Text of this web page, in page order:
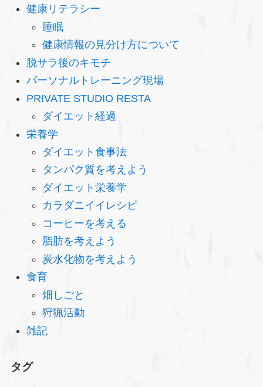
健康リテラシー
睡眠
健康情報の見分け方について
脱サラ後のキモチ
パーソナルトレーニング現場
PRIVATE STUDIO RESTA
ダイエット経過
栄養学
ダイエット食事法
タンパク質を考えよう
ダイエット栄養学
カラダニイイレシピ
コーヒーを考える
脂肪を考えよう
炭水化物を考えよう
食育
畑しごと
狩猟活動
雑記
タグ